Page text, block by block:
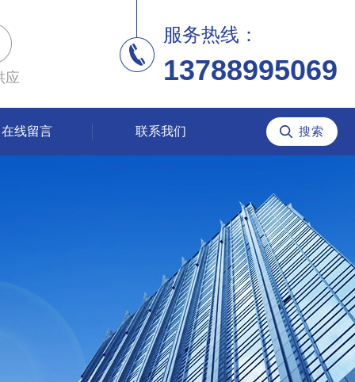
应
服务热线：
13788995069
在线留言 联系我们